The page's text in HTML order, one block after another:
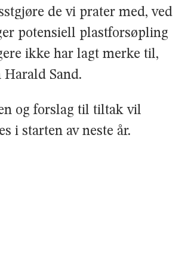
de vi prater med, ved
potensiell plastforsøpling
ikke har lagt merke til,
Harald Sand.
og forslag til tiltak vil
i starten av neste år.